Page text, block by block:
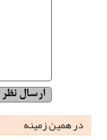
در همین زمینه